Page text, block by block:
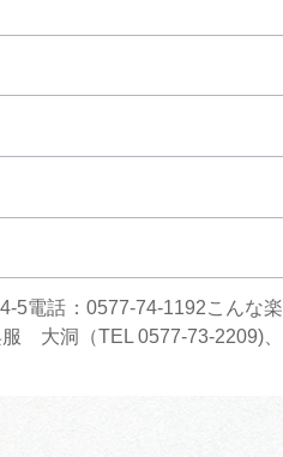
5電話：0577-74-1192こんな楽
大洞（TEL 0577-73-2209)、